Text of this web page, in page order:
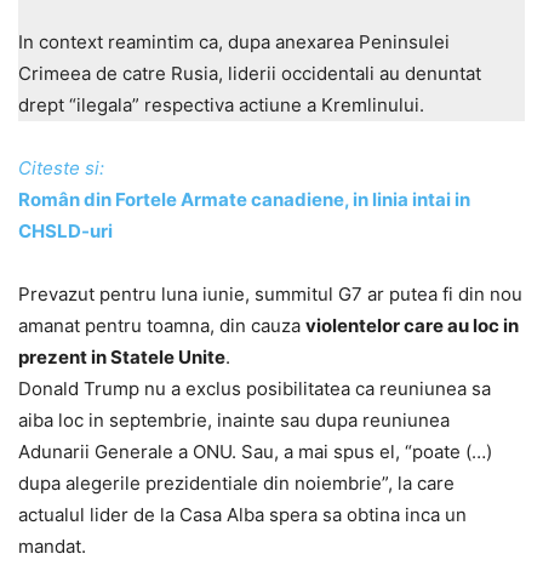
In context reamintim ca, dupa anexarea Peninsulei
Crimeea de catre Rusia, liderii occidentali au denuntat
drept “ilegala” respectiva actiune a Kremlinului.
Citeste si:
Român din Fortele Armate canadiene, in linia intai in
CHSLD-uri
Prevazut pentru luna iunie, summitul G7 ar putea fi din nou
amanat pentru toamna, din cauza violentelor care au loc in
prezent in Statele Unite.
Donald Trump nu a exclus posibilitatea ca reuniunea sa
aiba loc in septembrie, inainte sau dupa reuniunea
Adunarii Generale a ONU. Sau, a mai spus el, “poate (…)
dupa alegerile prezidentiale din noiembrie”, la care
actualul lider de la Casa Alba spera sa obtina inca un
mandat.